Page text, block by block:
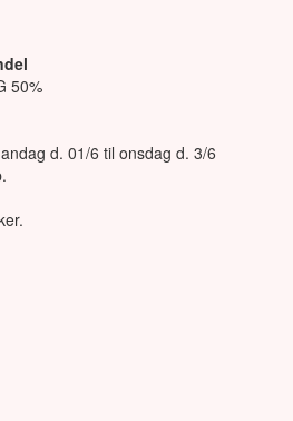
50%
d. 01/6 til onsdag d. 3/6